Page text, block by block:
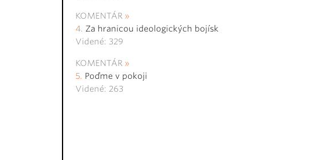
KOMENTÁR
Za hranicou ideologických bojísk
Videné: 329
KOMENTÁR
Poďme v pokoji
Videné: 263